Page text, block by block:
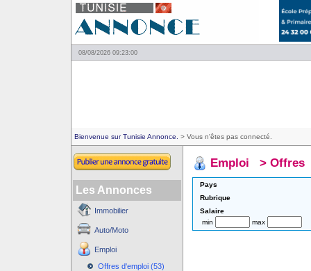
08/08/2026 09:23:00
Bienvenue sur Tunisie Annonce. > Vous n'êtes pas connecté.
Les Annonces
Immobilier
Auto/Moto
Emploi
Offres d'emploi (53)
Emploi > Offres
Pays
Rubrique
Salaire
min
max